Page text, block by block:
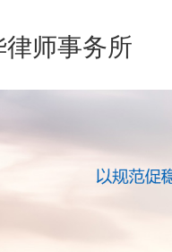
师事务所